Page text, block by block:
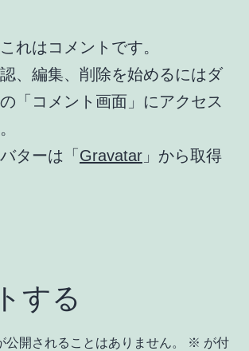
れはコメントです。
、編集、削除を始めるにはダ
「コメント画面」にアクセス
ターは「Gravatar 」から取得
する
公開されることはありません。 ※ が付